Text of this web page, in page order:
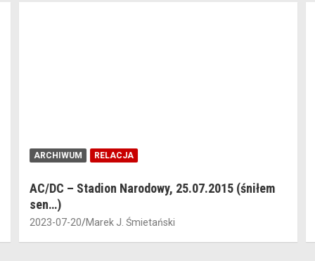
ARCHIWUM RELACJA
AC/DC – Stadion Narodowy, 25.07.2015 (śniłem
sen…)
2023-07-20 Marek J. Śmietański